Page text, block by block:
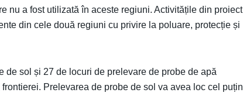
nu a fost utilizată în aceste regiuni. Activitățile din proiect
din cele două regiuni cu privire la poluare, protecție și
de sol și 27 de locuri de prelevare de probe de apă
Prelevarea de probe de sol va avea loc cel puțin